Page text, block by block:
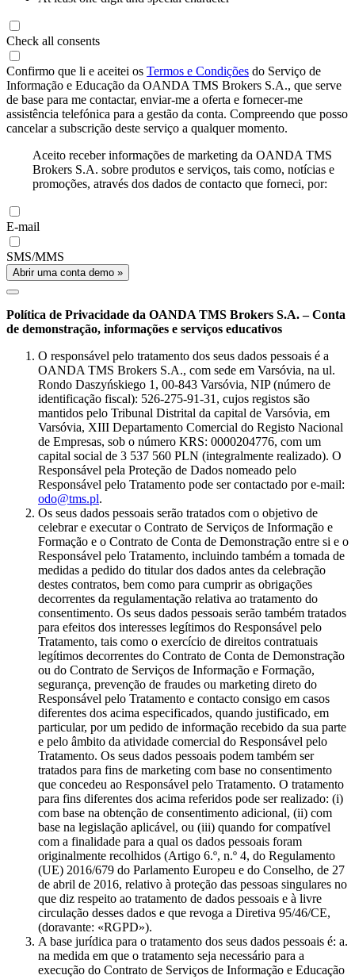
Check all consents
Confirmo que li e aceitei os Termos e Condições do Serviço de
Informação e Educação da OANDA TMS Brokers S.A., que serve
de base para me contactar, enviar-me a oferta e fornecer-me
assistência telefónica para a gestão da conta. Compreendo que posso
cancelar a subscrição deste serviço a qualquer momento.
Aceito receber informações de marketing da OANDA TMS
Brokers S.A. sobre produtos e serviços, tais como, notícias e
promoções, através dos dados de contacto que forneci, por:
E-mail
SMS/MMS
Abrir uma conta demo »
Política de Privacidade da OANDA TMS Brokers S.A. – Conta
de demonstração, informações e serviços educativos
O responsável pelo tratamento dos seus dados pessoais é a
OANDA TMS Brokers S.A., com sede em Varsóvia, na ul.
Rondo Daszyńskiego 1, 00-843 Varsóvia, NIP (número de
identificação fiscal): 526-275-91-31, cujos registos são
mantidos pelo Tribunal Distrital da capital de Varsóvia, em
Varsóvia, XIII Departamento Comercial do Registo Nacional
de Empresas, sob o número KRS: 0000204776, com um
capital social de 3 537 560 PLN (integralmente realizado). O
Responsável pela Proteção de Dados nomeado pelo
Responsável pelo Tratamento pode ser contactado por e-mail:
odo@tms.pl.
Os seus dados pessoais serão tratados com o objetivo de
celebrar e executar o Contrato de Serviços de Informação e
Formação e o Contrato de Conta de Demonstração entre si e o
Responsável pelo Tratamento, incluindo também a tomada de
medidas a pedido do titular dos dados antes da celebração
destes contratos, bem como para cumprir as obrigações
decorrentes da regulamentação relativa ao tratamento do
consentimento. Os seus dados pessoais serão também tratados
para efeitos dos interesses legítimos do Responsável pelo
Tratamento, tais como o exercício de direitos contratuais
legítimos decorrentes do Contrato de Conta de Demonstração
ou do Contrato de Serviços de Informação e Formação,
segurança, prevenção de fraudes ou marketing direto do
Responsável pelo Tratamento e contacto consigo em casos
diferentes dos acima especificados, quando justificado, em
particular, por um pedido de informação recebido da sua parte
e pelo âmbito da atividade comercial do Responsável pelo
Tratamento. Os seus dados pessoais podem também ser
tratados para fins de marketing com base no consentimento
que concedeu ao Responsável pelo Tratamento. O tratamento
para fins diferentes dos acima referidos pode ser realizado: (i)
com base na obtenção de consentimento adicional, (ii) com
base na legislação aplicável, ou (iii) quando for compatível
com a finalidade para a qual os dados pessoais foram
originalmente recolhidos (Artigo 6.º, n.º 4, do Regulamento
(UE) 2016/679 do Parlamento Europeu e do Conselho, de 27
de abril de 2016, relativo à proteção das pessoas singulares no
que diz respeito ao tratamento de dados pessoais e à livre
circulação desses dados e que revoga a Diretiva 95/46/CE,
(doravante: «RGPD»).
A base jurídica para o tratamento dos seus dados pessoais é: a.
na medida em que o tratamento seja necessário para a
execução do Contrato de Serviços de Informação e Educação